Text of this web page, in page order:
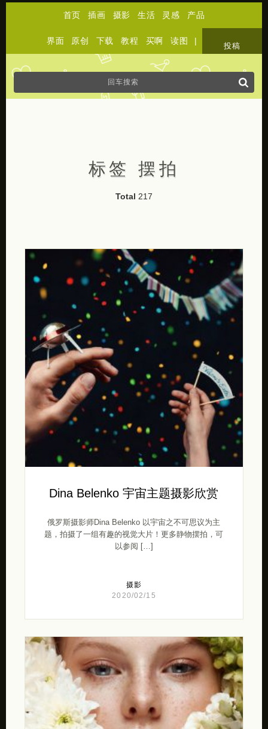
首页 插画 摄影 生活 灵感 产品
界面 原创 下载 教程 买啊 读图 |
投稿
标签 摆拍
Total 217
Dina Belenko 宇宙主题摄影欣赏
俄罗斯摄影师Dina Belenko 以宇宙之不可思议为主
题，拍摄了一组有趣的视觉大片！更多静物摆拍，可
以参阅 […]
摄影
2020/02/15